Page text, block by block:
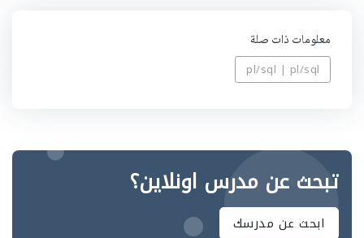
معلومات ذات صلة
pl/sql | pl/sql
تبحث عن مدرس اونلاين؟
ابحث عن مدرسك